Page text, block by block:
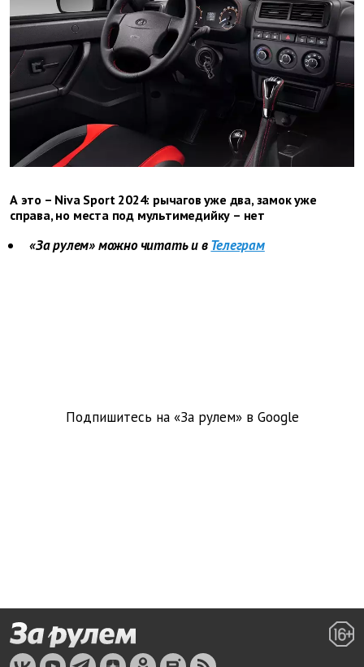
А это – Niva Sport 2024: рычагов уже два, замок уже
справа, но места под мультимедийку – нет
«За рулем» можно читать и вТелеграм
Подпишитесь на «За рулем» в Google